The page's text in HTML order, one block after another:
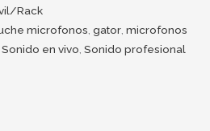
Rack
microfonos ,gator ,microfonos
,Sonido en vivo ,Sonido profesional